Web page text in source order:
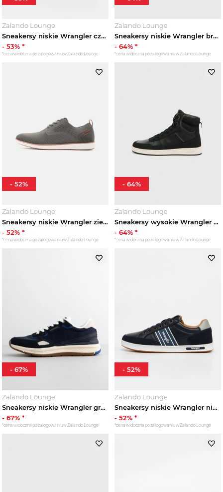
Zalando Lounge
Sneakersy niskie Wrangler czarny
- 53% *
*cena widoczna po zalogowaniu w Zalando Lounge
Zalando Lounge
Sneakersy niskie Wrangler brązowy
- 64% *
*cena widoczna po zalogowaniu w Zalando Lounge
Zalando Lounge
Sneakersy niskie Wrangler zielony
- 52% *
*cena widoczna po zalogowaniu w Zalando Lounge
- 52%
Zalando Lounge
Sneakersy wysokie Wrangler czarny
- 64% *
*cena widoczna po zalogowaniu w Zalando Lounge
- 64%
Zalando Lounge
Sneakersy niskie Wrangler granatowy
- 67% *
*cena widoczna po zalogowaniu w Zalando Lounge
- 67%
Zalando Lounge
Sneakersy niskie Wrangler niebieski
- 52% *
*cena widoczna po zalogowaniu w Zalando Lounge
- 52%